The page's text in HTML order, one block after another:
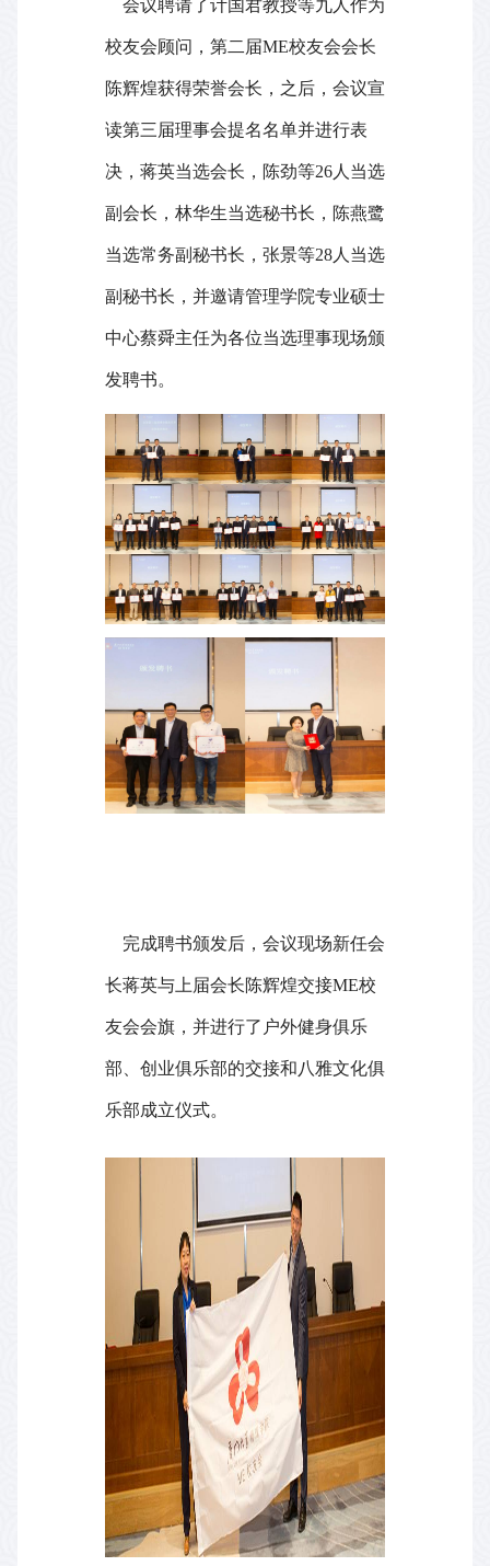
会议聘请了计国君教授等九人作为
校友会顾问，第二届ME校友会会长
陈辉煌获得荣誉会长，之后，会议宣
读第三届理事会提名名单并进行表
决，蒋英当选会长，陈劲等26人当选
副会长，林华生当选秘书长，陈燕鹭
当选常务副秘书长，张景等28人当选
副秘书长，并邀请管理学院专业硕士
中心蔡舜主任为各位当选理事现场颁
发聘书。
完成聘书颁发后，会议现场新任会
长蒋英与上届会长陈辉煌交接ME校
友会会旗，并进行了户外健身俱乐
部、创业俱乐部的交接和八雅文化俱
乐部成立仪式。